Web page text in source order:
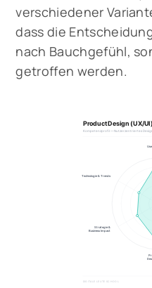
verschiedener
dass die
nach Bauchgefühl,
getroffen werden.